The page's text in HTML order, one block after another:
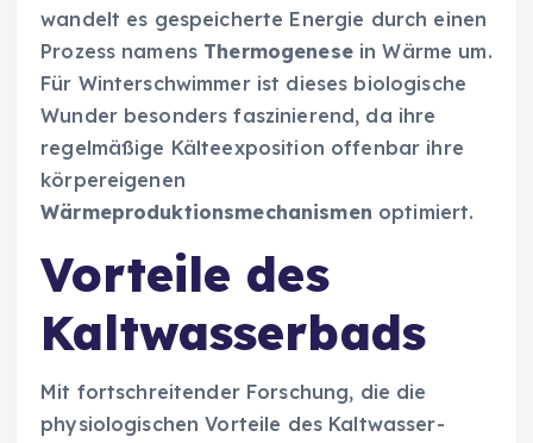
wandelt es gespeicherte Energie durch einen
Prozess namens Thermogenesein Wärme um.
Für Winterschwimmer ist dieses biologische
Wunder besonders faszinierend, da ihre
regelmäßige Kälteexposition offenbar ihre
körpereigenen
Wärmeproduktionsmechanismen optimiert.
Vorteile des
Kaltwasserbads
Mit fortschreitender Forschung, die die
physiologischen Vorteile des Kaltwasser-